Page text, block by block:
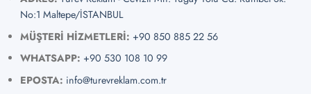
No:1 Maltepe/İSTANBUL
MÜŞTERİ HİZMETLERİ: +90 850 885 22 56
WHATSAPP: +90 530 108 10 99
EPOSTA: info@turevreklam.com.tr